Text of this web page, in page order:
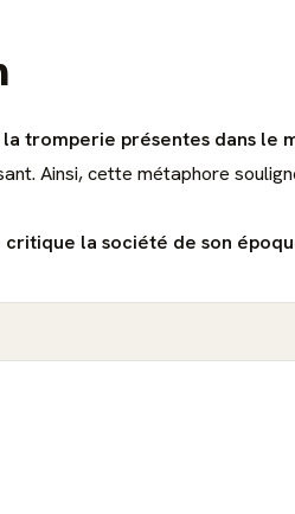
tromperie présentes dans le
Ainsi, cette métaphore
la société de son